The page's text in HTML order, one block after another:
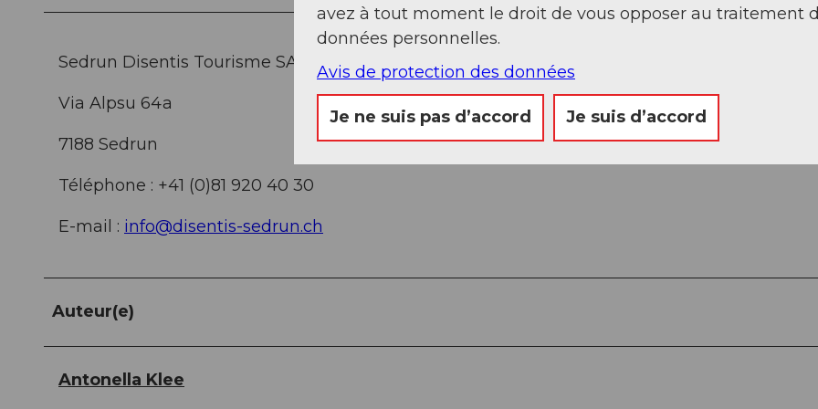
Sedrun Disentis Tourisme SA
Via Alpsu 64a
7188 Sedrun
Téléphone : +41 (0)81 920 40 30
E-mail : info@disentis-sedrun.ch
Auteur(e)
Antonella Klee
avez à tout moment le droit de vous opposer au traitement
données personnelles.
Avis de protection des données
Je ne suis pas d’accord Je suis d’accord